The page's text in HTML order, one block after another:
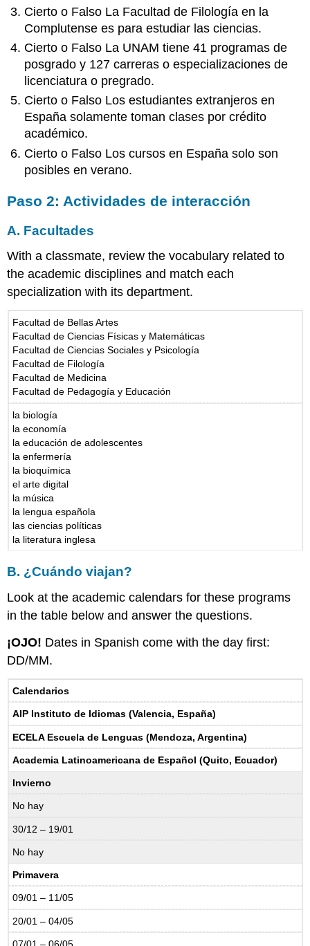
Cierto o Falso La Facultad de Filología en la
Complutense es para estudiar las ciencias.
Cierto o Falso La UNAM tiene 41 programas de
posgrado y 127 carreras o especializaciones de
licenciatura o pregrado.
Cierto o Falso Los estudiantes extranjeros en
España solamente toman clases por crédito
académico.
Cierto o Falso Los cursos en España solo son
posibles en verano.
Paso 2: Actividades de interacción
A. Facultades
With a classmate, review the vocabulary related to
the academic disciplines and match each
specialization with its department.
Facultad de Bellas Artes
Facultad de Ciencias Físicas y Matemáticas
Facultad de Ciencias Sociales y Psicología
Facultad de Filología
Facultad de Medicina
Facultad de Pedagogía y Educación
la biología
la economía
la educación de adolescentes
la enfermería
la bioquímica
el arte digital
la música
la lengua española
las ciencias políticas
la literatura inglesa
B. ¿Cuándo viajan?
Look at the academic calendars for these programs
in the table below and answer the questions.
¡OJO! Dates in Spanish come with the day first:
DD/MM.
Calendarios
AIP Instituto de Idiomas (Valencia, España)
ECELA Escuela de Lenguas (Mendoza, Argentina)
Academia Latinoamericana de Español (Quito, Ecuador)
Invierno
No hay
30/12 – 19/01
No hay
Primavera
09/01 – 11/05
20/01 – 04/05